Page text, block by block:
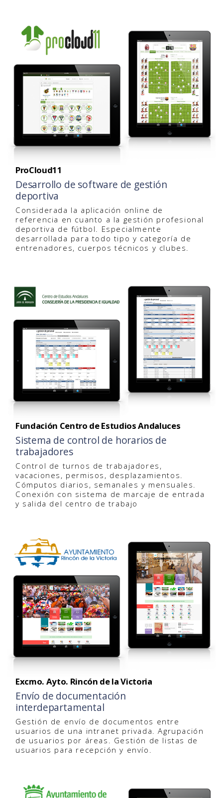
ProCloud11
Desarrollo de software de gestión
deportiva
Considerada la aplicación online de
referencia en cuanto a la gestión profesional
deportiva de fútbol. Especialmente
desarrollada para todo tipo y categoría de
entrenadores, cuerpos técnicos y clubes.
Fundación Centro de Estudios Andaluces
Sistema de control de horarios de
trabajadores
Control de turnos de trabajadores,
vacaciones, permisos, desplazamientos.
Cómputos diarios, semanales y mensuales.
Conexión con sistema de marcaje de entrada
y salida del centro de trabajo
Excmo. Ayto. Rincón de la Victoria
Envío de documentación
interdepartamental
Gestión de envío de documentos entre
usuarios de una intranet privada. Agrupación
de usuarios por áreas. Gestión de listas de
usuarios para recepción y envío.